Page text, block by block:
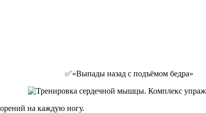
✅«Выпады назад с подъёмом бедра»
на каждую ногу.